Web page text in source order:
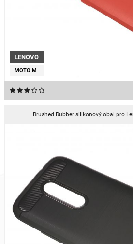
LENOVO
MOTO M
Brushed Rubber silikonový obal pro